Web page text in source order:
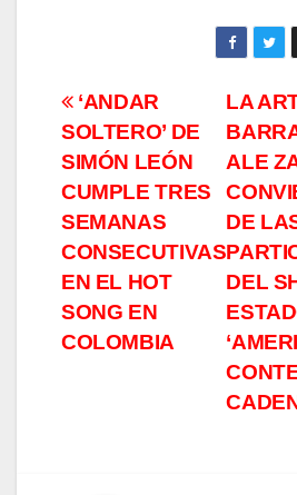
Navegación
de
entradas
LA
ALE
DE
DEL
‘ANDAR
SOLTERO’ DE
SIMÓN LEÓN
CUMPLE TRES
SEMANAS
CONSECUTIVAS
EN EL HOT
SONG EN
COLOMBIA